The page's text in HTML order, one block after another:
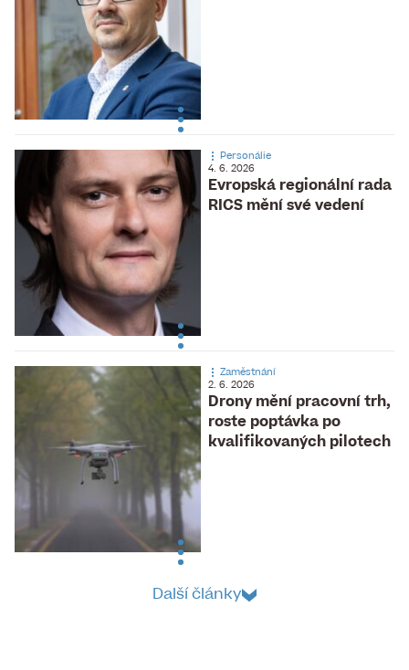
Evropská regionální rada
RICS mění své vedení
Personálie
4. 6. 2026
Drony mění pracovní trh,
roste poptávka po
kvalifikovaných pilotech
Zaměstnání
2. 6. 2026
Další články